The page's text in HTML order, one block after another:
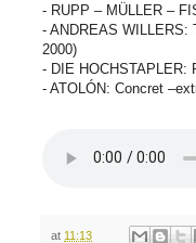
- RUPP – MÜLLER –
- ANDREAS WILLERS:
2000)
- DIE HOCHSTAPLER:
- ATOLÓN: Concret
at 11:13